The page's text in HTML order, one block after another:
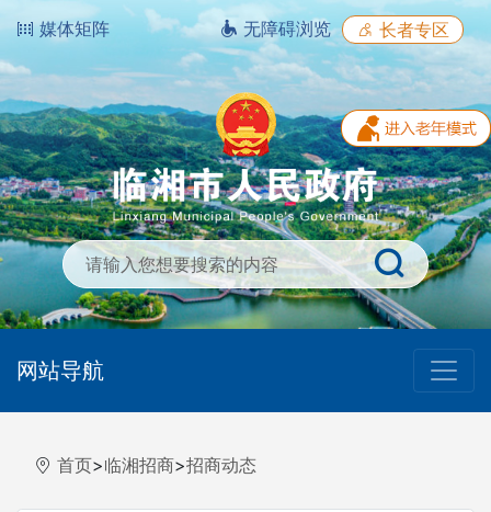
媒体矩阵 无障碍浏览 长者专区
网站导航
首页>临湘招商>招商动态